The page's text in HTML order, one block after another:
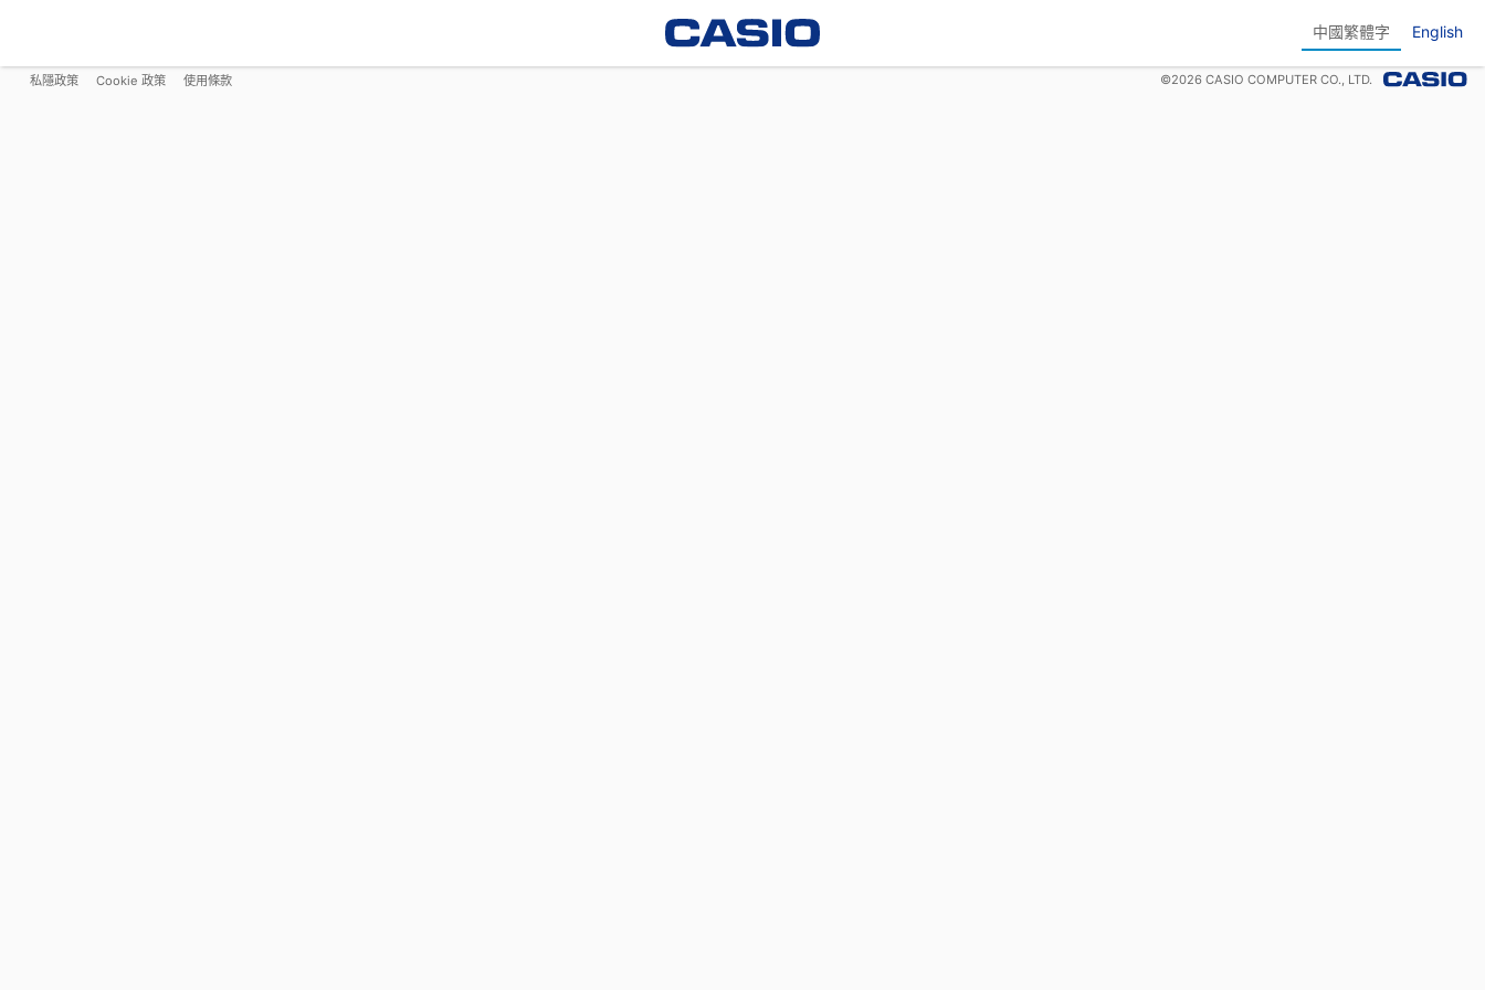
中國繁體字 English
私隱政策 Cookie 政策 使用條款 ©2026 CASIO COMPUTER CO., LTD.